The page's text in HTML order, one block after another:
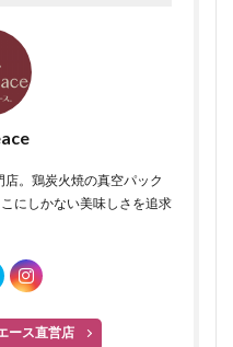
。鶏炭火焼の真空パック
にしかない美味しさを追求
ース直営店